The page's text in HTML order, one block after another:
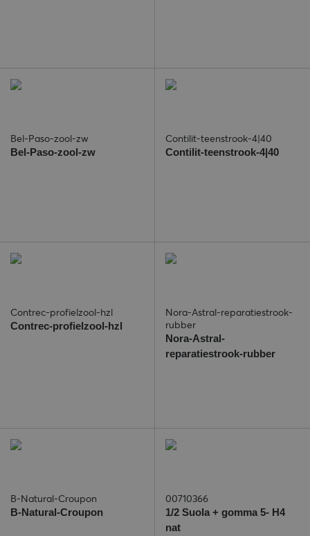
Bel-Paso-zool-zw
Bel-Paso-zool-zw
Contilit-teenstrook-4|40
Contilit-teenstrook-4|40
Contrec-profielzool-hzl
Contrec-profielzool-hzl
Nora-Astral-reparatiestrook-
rubber
Nora-Astral-
reparatiestrook-rubber
B-Natural-Croupon
B-Natural-Croupon
00710366
1/2 Suola + gomma 5- H4
nat